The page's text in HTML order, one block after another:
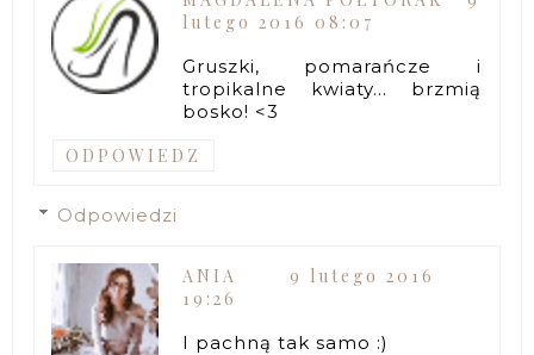
lutego 2016 08:07
Gruszki, pomarańcze i
tropikalne kwiaty... brzmią
bosko! <3
ODPOWIEDZ
Odpowiedzi
ANIA
9 lutego 2016
19:26
I pachną tak samo :)